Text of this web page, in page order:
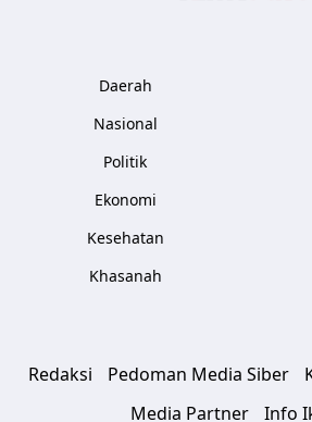
Daerah
Nasional
Politik
Ekonomi
Kesehatan
Khasanah
Redaksi Pedoman Media Siber
Media Partner
Info